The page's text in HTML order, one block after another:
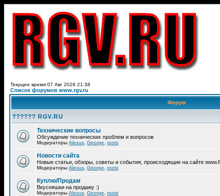
Текущее время 07 Авг 2026 21:38
Список форумов www.rgv.ru
Форум
?????? RGV.RU
Технические вопросы
Обсуждение технических проблем и вопросов
Модераторы Alexus George roots
Новости сайта
Новые статьи, обзоры, советы и события, происходящие на сайте
Модераторы Alexus George roots
Куплю/Продам
Вкусняшки на продажу :)
Модераторы Alexus George roots